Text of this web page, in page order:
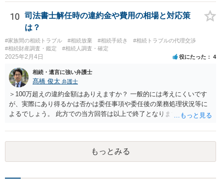
書が腹違いの長男に向けてある場合 書かれてる内容が最優先にされる
のですか？ →遺書というのが、法律上の遺言の形式を守っている限り
はそのとおりです。 質問3 父が腹違いの長男に法律的に優位になれそ
うな事はありますか？ →遺言が有効な場合、優位に立つことはできま
せんが、お祖父様が認知症であるなどの「遺言が作れないはずの事
情」があるならば①遺言無効確認の訴えを起こすのは一つの手です。
問4 相続トラブルの代理交渉は可能でしょうか。 →一般論としては可
能ですが、お伺いする内容ですとお祖父様が亡くなられた後に動くこ
とになるでしょう。
10
司法書士解任時の違約金や費用の相場と対応策
は？
#家族間の相続トラブル #相続放棄 #相続手続き
#相続トラブルの代理交渉
#相続財産調査・鑑定
#相続人調査・確定
2025年2月4日 役にたった 4
相続・遺言に強い弁護士
髙橋 俊太 弁護士
＞100万超えの違約金額はありえますか？ 一般的には考えにくいです
が、実際にあり得るかは否かは委任事項や委任後の業務処理状況等に
よるでしょう。 此方での当方回答は以上で終了となりますが、参考に
もっとみる